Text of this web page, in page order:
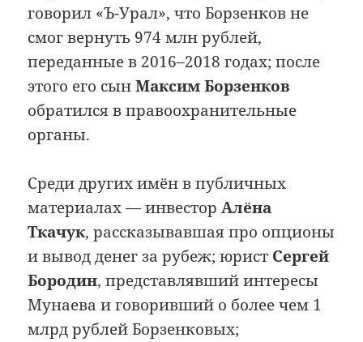
говорил «Ъ-Урал», что Борзенков не
смог вернуть 974 млн рублей,
переданные в 2016–2018 годах; после
этого его сынМаксим Борзенков
обратился в правоохранительные
органы.
Среди других имён в публичных
материалах — инвесторАлёна
Ткачук, рассказывавшая про опционы
и вывод денег за рубеж; юрист Сергей
Бородин, представлявший интересы
Мунаева и говоривший о более чем 1
млрд рублей Борзенковых;